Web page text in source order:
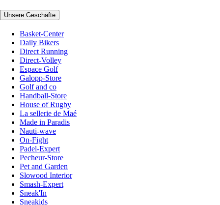
Unsere Geschäfte
Basket-Center
Daily Bikers
Direct Running
Direct-Volley
Espace Golf
Galopp-Store
Golf and co
Handball-Store
House of Rugby
La sellerie de Maé
Made in Paradis
Nauti-wave
On-Fight
Padel-Expert
Pecheur-Store
Pet and Garden
Slowood Interior
Smash-Expert
Sneak'In
Sneakids